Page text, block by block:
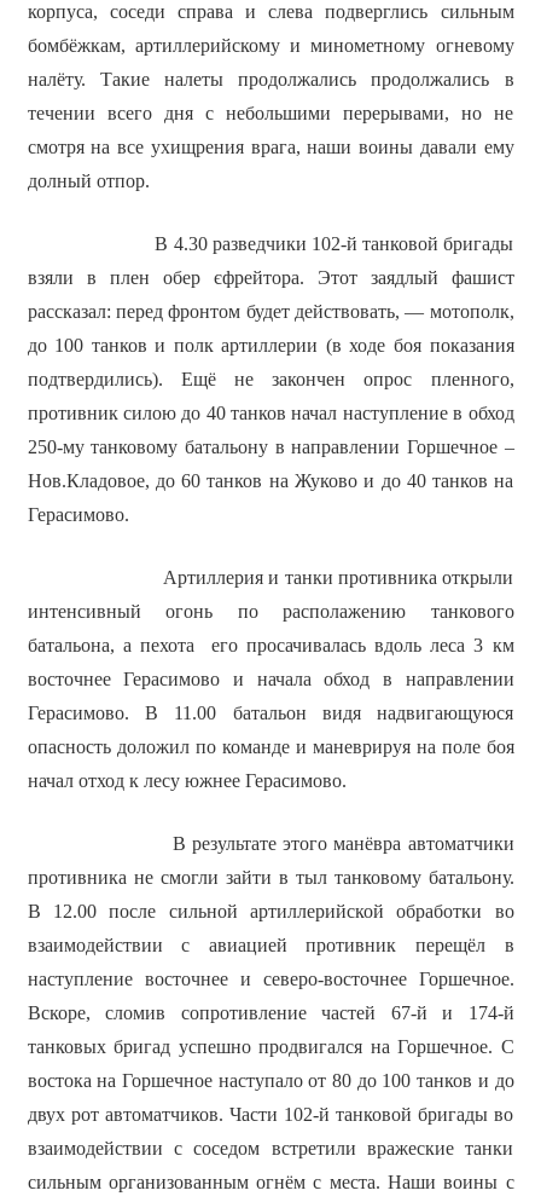
корпуса, соседи справа и слева подверглись сильным
бомбёжкам, артиллерийскому и минометному огневому
налёту. Такие налеты продолжались продолжались в
течении всего дня с небольшими перерывами, но не
смотря на все ухищрения врага, наши воины давали ему
долный отпор.
В 4.30 разведчики 102-й танковой бригады
взяли в плен обер єфрейтора. Этот заядлый фашист
рассказал: перед фронтом будет действовать, — мотополк,
до 100 танков и полк артиллерии (в ходе боя показания
подтвердились). Ещё не закончен опрос пленного,
противник силою до 40 танков начал наступление в обход
250-му танковому батальону в направлении Горшечное –
Нов.Кладовое, до 60 танков на Жуково и до 40 танков на
Герасимово.
Артиллерия и танки противника открыли
интенсивный огонь по располажению танкового
батальона, а пехота его просачивалась вдоль леса 3 км
восточнее Герасимово и начала обход в направлении
Герасимово. В 11.00 батальон видя надвигающуюся
опасность доложил по команде и маневрируя на поле боя
начал отход к лесу южнее Герасимово.
В результате этого манёвра автоматчики
противника не смогли зайти в тыл танковому батальону.
В 12.00 после сильной артиллерийской обработки во
взаимодействии с авиацией противник перещёл в
наступление восточнее и северо-восточнее Горшечное.
Вскоре, сломив сопротивление частей 67-й и 174-й
танковых бригад успешно продвигался на Горшечное. С
востока на Горшечное наступало от 80 до 100 танков и до
двух рот автоматчиков. Части 102-й танковой бригады во
взаимодействии с соседом встретили вражеские танки
сильным организованным огнём с места. Наши воины с